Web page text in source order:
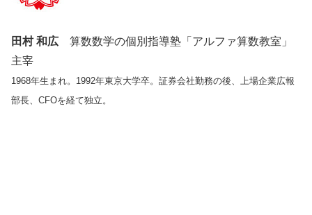
田村 和広 算数数学の個別指導塾「アルファ算数教室」
主宰
1968年生まれ。1992年東京大学卒。証券会社勤務の後、上場企業広報
部長、CFOを経て独立。